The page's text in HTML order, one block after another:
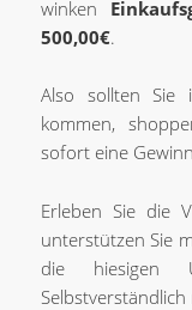
winken
500,00€.
Also sollten Sie
kommen,
sofort eine
Erleben Sie die
unterstützen Sie
die hiesigen